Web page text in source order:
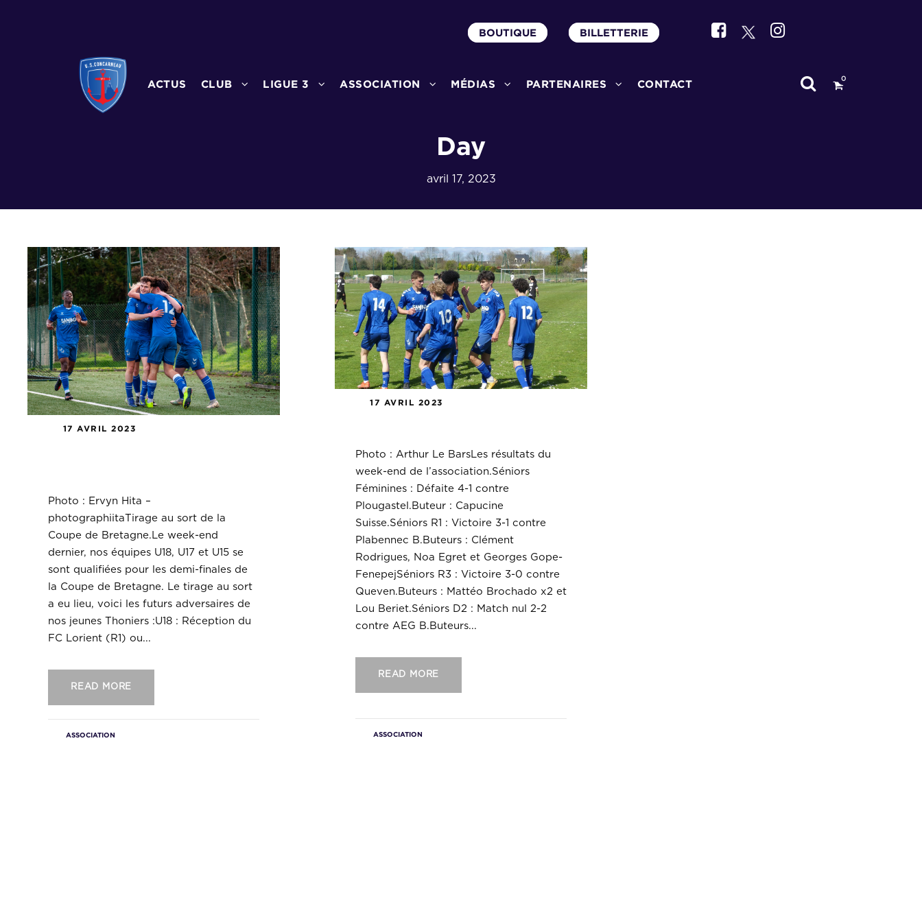
BOUTIQUE BILLETTERIE
ACTUS CLUB LIGUE 3 ASSOCIATION MÉDIAS PARTENAIRES CONTACT 0
Day
avril 17, 2023
17 AVRIL 2023
Photo : Ervyn Hita –
photographiitaTirage au sort de la
Coupe de Bretagne.Le week-end
dernier, nos équipes U18, U17 et U15 se
sont qualifiées pour les demi-finales de
la Coupe de Bretagne. Le tirage au sort
a eu lieu, voici les futurs adversaires de
nos jeunes Thoniers :U18 : Réception du
FC Lorient (R1) ou...
READ MORE
ASSOCIATION
17 AVRIL 2023
Photo : Arthur Le BarsLes résultats du
week-end de l’association.Séniors
Féminines : Défaite 4-1 contre
Plougastel.Buteur : Capucine
Suisse.Séniors R1 : Victoire 3-1 contre
Plabennec B.Buteurs : Clément
Rodrigues, Noa Egret et Georges Gope-
FenepejSéniors R3 : Victoire 3-0 contre
Queven.Buteurs : Mattéo Brochado x2 et
Lou Beriet.Séniors D2 : Match nul 2-2
contre AEG B.Buteurs...
READ MORE
ASSOCIATION